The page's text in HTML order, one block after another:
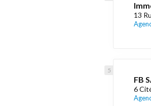
13
FB
6